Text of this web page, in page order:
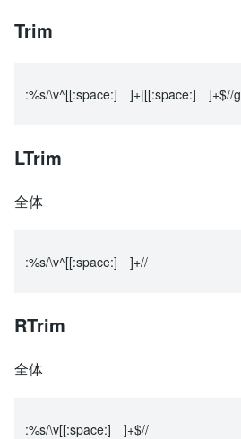
Trim
:%s/\v^[[:space:] ]+|[[:space:] ]+$//g
LTrim
全体
:%s/\v^[[:space:] ]+//
RTrim
全体
:%s/\v[[:space:] ]+$//